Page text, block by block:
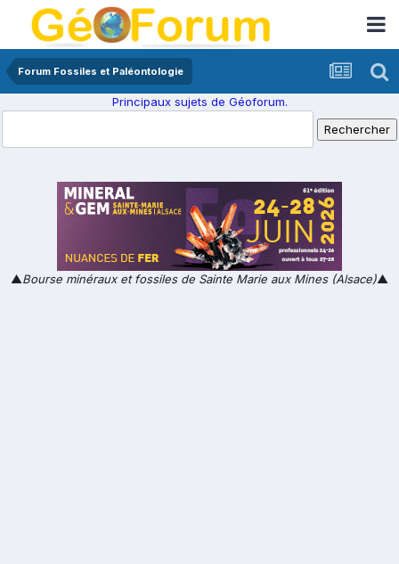
Forum Fossiles et Paléontologie
Principaux sujets de Géoforum.
▲Bourse minéraux et fossiles de Sainte Marie aux Mines (Alsace)▲